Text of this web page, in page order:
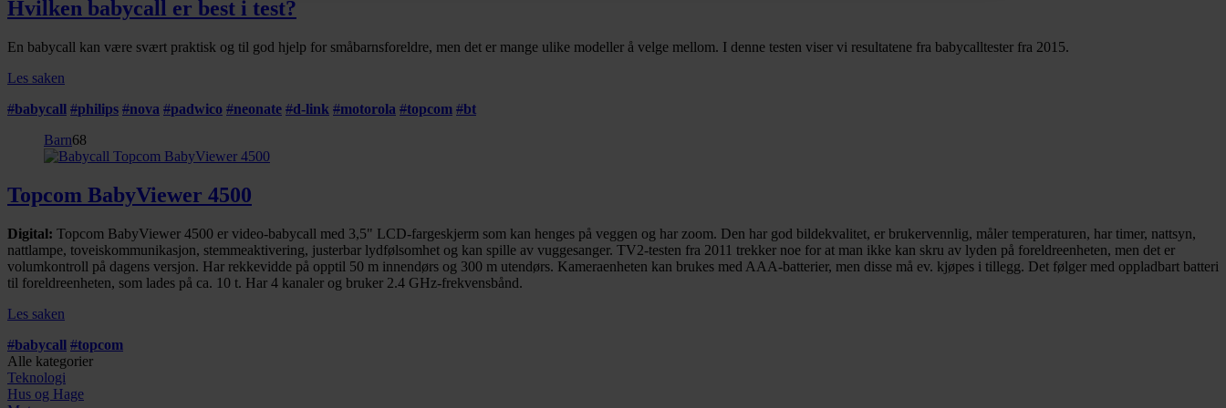
Hvilken babycall er best i test?
En babycall kan være svært praktisk og til god hjelp for småbarnsforeldre, men det er mange ulike modeller å velge mellom. I denne testen viser vi resultatene fra babycalltester fra 2015.
Les saken
#babycall #philips #nova #padwico #neonate #d-link #motorola #topcom #bt
Barn68
Topcom BabyViewer 4500
Digital: Topcom BabyViewer 4500 er video-babycall med 3,5" LCD-fargeskjerm som kan henges på veggen og har zoom. Den har god bildekvalitet, er brukervennlig, måler temperaturen, har timer, nattsyn,
nattlampe, toveiskommunikasjon, stemmeaktivering, justerbar lydfølsomhet og kan spille av vuggesanger. TV2-testen fra 2011 trekker noe for at man ikke kan skru av lyden på foreldreenheten, men det er
volumkontroll på dagens versjon. Har rekkevidde på opptil 50 m innendørs og 300 m utendørs. Kameraenheten kan brukes med AAA-batterier, men disse må ev. kjøpes i tillegg. Det følger med oppladbart batteri
til foreldreenheten, som lades på ca. 10 t. Har 4 kanaler og bruker 2.4 GHz-frekvensbånd.
Les saken
#babycall #topcom
Alle kategorier
Teknologi
Hus og Hage